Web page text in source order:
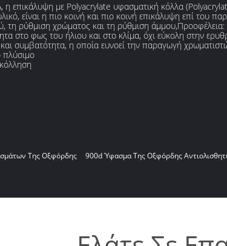
η επικάλυψη με Polyacrylate υφασματική κόλλα
είναι η πιο κοινή και πιο κοινή επικάλυψη επί του
τη ρύθμιση χρώματος και τη ρύθμιση άμμου,Προοφέλεια:
στο φως του ήλιου και στο κλίμα, όχι εύκολη στην
συμβατότητα, η οποία ευνοεί την παραγωγή
πλύσιμο
Της Οξφόρδης 900d Ύφασμα Της Οξφόρδης